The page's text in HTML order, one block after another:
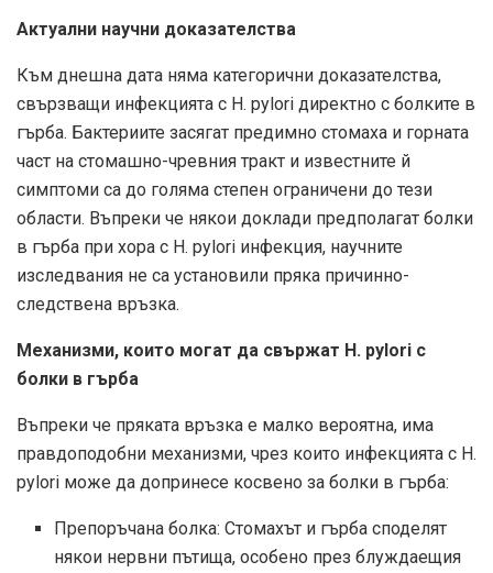
Актуални научни доказателства
Към днешна дата няма категорични доказателства,
свързващи инфекцията с H. pylori директно с болките в
гърба. Бактериите засягат предимно стомаха и горната
част на стомашно-чревния тракт и известните й
симптоми са до голяма степен ограничени до тези
области. Въпреки че някои доклади предполагат болки
в гърба при хора с H. pylori инфекция, научните
изследвания не са установили пряка причинно-
следствена връзка.
Механизми, които могат да свържат H. pylori с
болки в гърба
Въпреки че пряката връзка е малко вероятна, има
правдоподобни механизми, чрез които инфекцията с H.
pylori може да допринесе косвено за болки в гърба:
Препоръчана болка: Стомахът и гърба споделят
някои нервни пътища, особено през блуждаещия